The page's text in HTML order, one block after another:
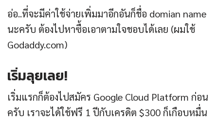
อ่อ..​ที่จะมีค่าใช้จ่ายเพิ่มมาอีกอันก็ชื่อ domian name
นะครับ ต้องไปหาซื้อเอาตามใจชอบได้เลย (ผมใช้
Godaddy.com)
เริ่มลุยเลย!
เริ่มแรกก็ต้องไปสมัคร Google Cloud Platform ก่อน
ครับ เราจะได้ใช้ฟรี 1 ปีกับเครดิต $300 ก็เกือบหมื่น